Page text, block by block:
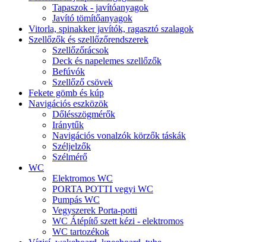
Tapaszok - javítóanyagok
Javító tömítőanyagok
Vitorla, spinakker javítók, ragasztó szalagok
Szellőzők és szellőzőrendszerek
Szellőzőrácsok
Deck és napelemes szellőzők
Befúvók
Szellőző csövek
Fekete gömb és kúp
Navigációs eszközök
Dőlésszögmérők
Iránytűk
Navigációs vonalzók körzők táskák
Széljelzők
Szélmérő
WC
Elektromos WC
PORTA POTTI vegyi WC
Pumpás WC
Vegyszerek Porta-potti
WC Átépítő szett kézi - elektromos
WC tartozékok